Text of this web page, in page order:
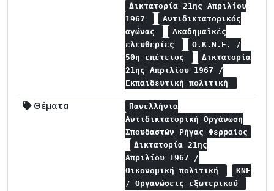
Δικτατορία 21ης Απριλίου
1967
Αντιδικτατορικός
αγώνας
Ακαδημαϊκές
ελευθερίες
Ο.Κ.Ν.Ε. /
50η επέτειος
Δικτατορία
21ης Απριλίου 1967 /
Εκπαιδευτική πολιτική
Θέματα
Πανελλήνια
Αντιδικτατορική Οργάνωση
Σπουδαστών Ρήγας Φερραίος
Δικτατορία 21ης
Απριλίου 1967 /
Οικονομική πολιτική
ΚΝΕ
/ Οργανώσεις εξωτερικού